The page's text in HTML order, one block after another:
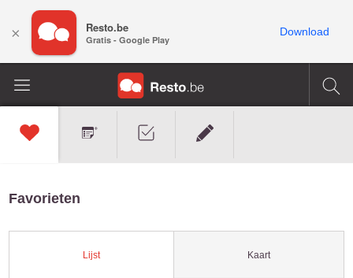
Favorieten
Lijst Kaart
× Resto.be
Gratis - Google Play
Download